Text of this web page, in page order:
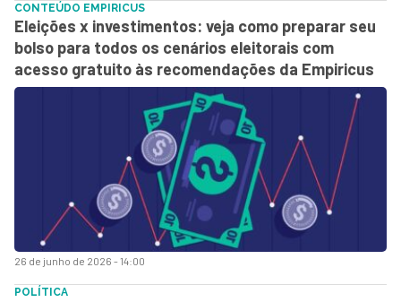
26 de junho de 2026 - 14:00
CONTEÚDO EMPIRICUS
Eleições x investimentos: veja como preparar seu
bolso para todos os cenários eleitorais com
acesso gratuito às recomendações da Empiricus
POLÍTICA